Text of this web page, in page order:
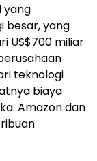
yang
besar, yang
US$700 miliar
teknologi
biaya
Amazon dan